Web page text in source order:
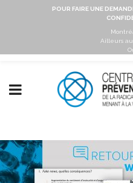
POUR FAIRE UNE
Ailleurs au